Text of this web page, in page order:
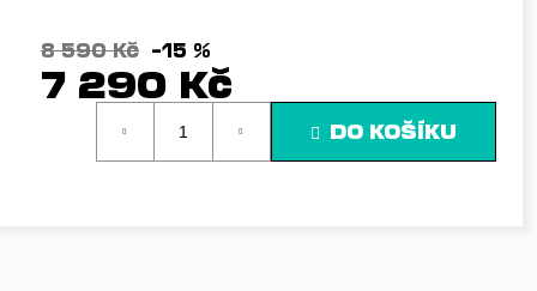
8 590 Kč –15 %
7 290 Kč
DO KOŠÍKU